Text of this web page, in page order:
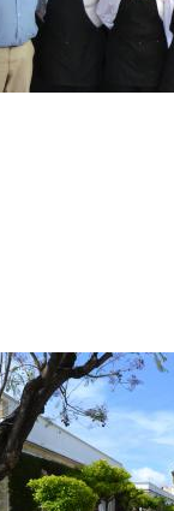
Fundación
clausuran el curso de